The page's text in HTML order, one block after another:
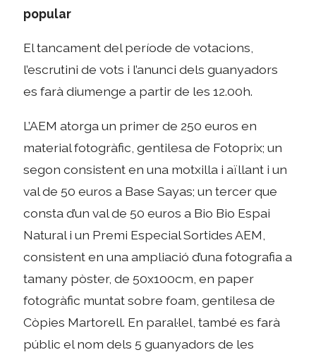
popular
El tancament del període de votacions,
l’escrutini de vots i l’anunci dels guanyadors
es farà diumenge a partir de les 12.00h.
L’AEM atorga un primer de 250 euros en
material fotogràfic, gentilesa de Fotoprix; un
segon consistent en una motxilla i aïllant i un
val de 50 euros a Base Sayas; un tercer que
consta d’un val de 50 euros a Bio Bio Espai
Natural i un Premi Especial Sortides AEM,
consistent en una ampliació d’una fotografia a
tamany pòster, de 50x100cm, en paper
fotogràfic muntat sobre foam, gentilesa de
Còpies Martorell. En paral·lel, també es farà
públic el nom dels 5 guanyadors de les